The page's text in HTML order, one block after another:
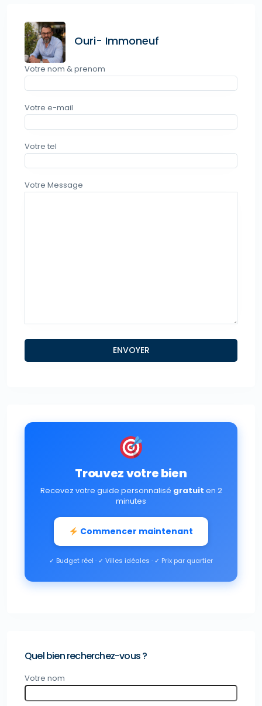
Ouri- Immoneuf
Votre nom & prenom
Votre e-mail
Votre tel
Votre Message
Trouvez votre bien
Recevez votre guide personnalisé gratuit en 2
minutes
Commencer maintenant
✓ Budget réel · ✓ Villes idéales · ✓ Prix par quartier
Quel bien recherchez-vous ?
Votre nom